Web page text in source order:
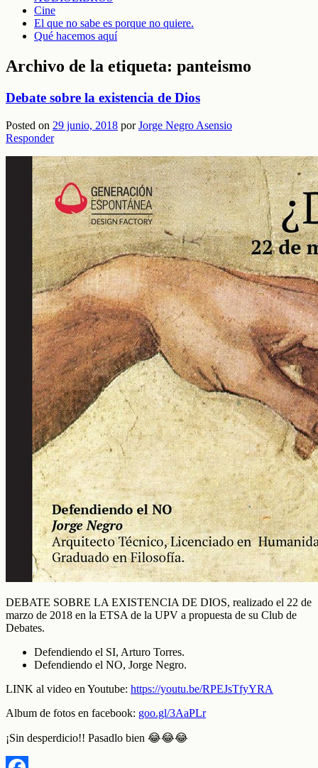
Cine
El que no sabe es porque no quiere.
Qué hacemos aquí
Archivo de la etiqueta: panteismo
Debate sobre la existencia de Dios
Posted on 29 junio, 2018 porJorge Negro Asensio
Responder
DEBATE SOBRE LA EXISTENCIA DE DIOS, realizado el 22 de
marzo de 2018 en la ETSA de la UPV a propuesta de su Club de
Debates.
Defendiendo el SI, Arturo Torres.
Defendiendo el NO, Jorge Negro.
LINK al video en Youtube: https://youtu.be/RPEJsTfyYRA
Album de fotos en facebook: goo.gl/3AaPLr
¡Sin desperdicio!! Pasadlo bien 😂😂😂